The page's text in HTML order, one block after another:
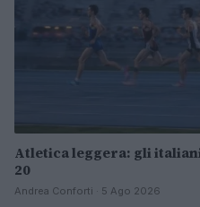
Atletica leggera: gli
20
Andrea Conforti · 5 Ago 2026